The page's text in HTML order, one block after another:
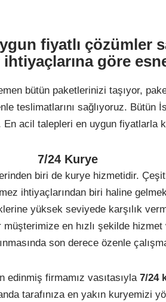
fiyatlı çözümler
göre
bütün paketlerinizi taşıyor,
teslimatlarını sağlıyoruz.
acil talepleri en uygun fiyatlarla
7/24 Kurye
biri de kurye hizmetidir.
ihtiyaçlarından biri haline
yüksek seviyede karşılık
müşterimize en hızlı şekilde
son derece özenle
edinmiş firmamız vasıtasıyla 7/24
tarafınıza en yakın kuryemizi